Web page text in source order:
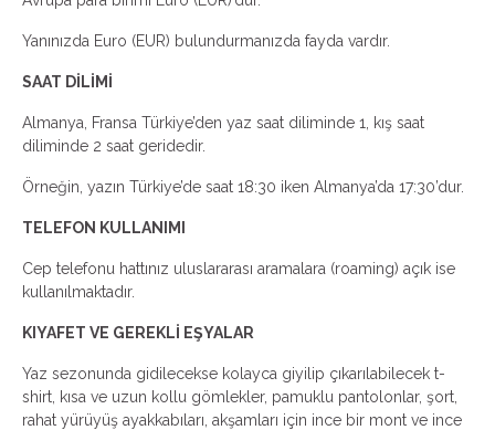
Yanınızda Euro (EUR) bulundurmanızda fayda vardır.
SAAT DİLİMİ
Almanya, Fransa Türkiye’den yaz saat diliminde 1, kış saat
diliminde 2 saat geridedir.
Örneğin, yazın Türkiye’de saat 18:30 iken Almanya’da 17:30’dur.
TELEFON KULLANIMI
Cep telefonu hattınız uluslararası aramalara (roaming) açık ise
kullanılmaktadır.
KIYAFET VE GEREKLİ EŞYALAR
Yaz sezonunda gidilecekse kolayca giyilip çıkarılabilecek t-
shirt, kısa ve uzun kollu gömlekler, pamuklu pantolonlar, şort,
rahat yürüyüş ayakkabıları, akşamları için ince bir mont ve ince